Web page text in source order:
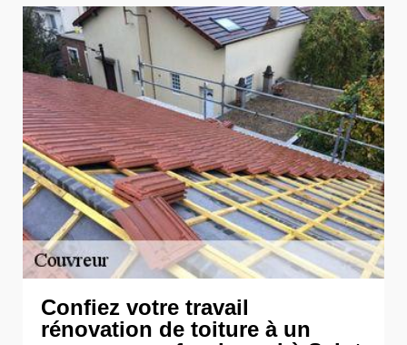
Confiez votre travail
rénovation de toiture à un